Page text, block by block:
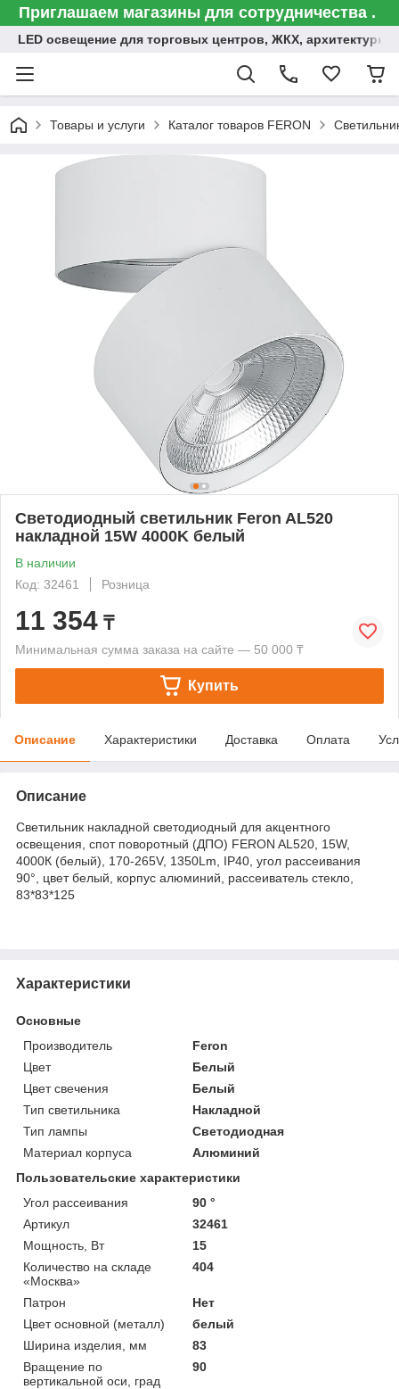
Приглашаем магазины для сотрудничества .
LED освещение для торговых центров, ЖКХ,
Товары и услуги Каталог товаров FERON
Светодиодный светильник Feron AL520
накладной 15W 4000K белый
В наличии
Код: 32461
Розница
11 354 ₸
Минимальная сумма заказа на сайте — 50 000 ₸
Купить
Описание Характеристики Доставка Оплата
Описание
Светильник накладной светодиодный для акцентного
освещения, спот поворотный (ДПО) FERON AL520, 15W,
4000К (белый), 170-265V, 1350Lm, IP40, угол рассеивания
90°, цвет белый, корпус алюминий, рассеиватель стекло,
83*83*125
Характеристики
Основные
Производитель
Feron
Цвет
Белый
Цвет свечения
Белый
Тип светильника
Накладной
Тип лампы
Светодиодная
Материал корпуса
Алюминий
Пользовательские характеристики
Угол рассеивания
90 °
Артикул
32461
Мощность, Вт
15
Количество на складе
«Москва»
404
Патрон
Нет
Цвет основной (металл)
белый
Ширина изделия, мм
83
Вращение по
вертикальной оси, град
90